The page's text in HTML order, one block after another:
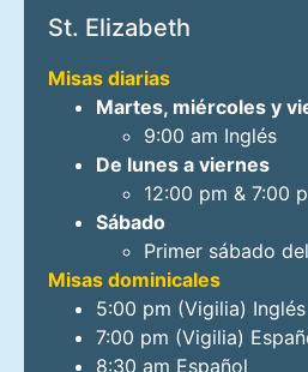
St. Elizabeth
Misas diarias
Martes, miércoles y
9:00 am Inglés
De lunes a viernes
12:00 pm & 7:00
Sábado
Primer sábado
Misas dominicales
5:00 pm (Vigilia) Inglés
7:00 pm (Vigilia)
8:30 am Español